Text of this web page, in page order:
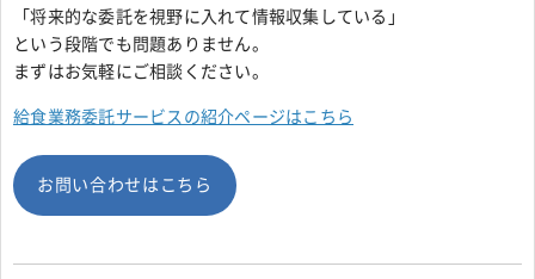
「将来的な委託を視野に入れて情報収集している」
という段階でも問題ありません。
まずはお気軽にご相談ください。
給食業務委託サービスの紹介ページはこちら
お問い合わせはこちら